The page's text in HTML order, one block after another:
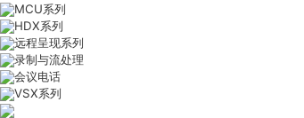
MCU系列
HDX系列
远程呈现系列
录制与流处理
会议电话
VSX系列